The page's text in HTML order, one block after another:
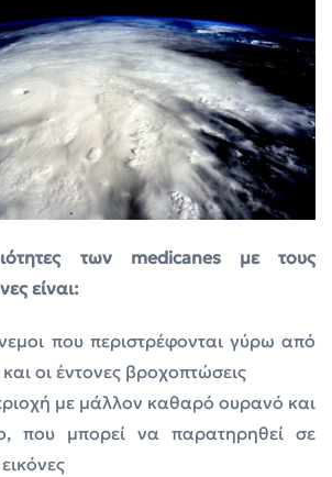
των medicanes με τους
είναι:
που περιστρέφονται γύρω από
οι έντονες βροχοπτώσεις
με μάλλον καθαρό ουρανό και
που μπορεί να παρατηρηθεί σε